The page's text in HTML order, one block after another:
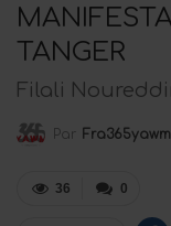
TANGER
Filali
Par Fra365yawm
0
36